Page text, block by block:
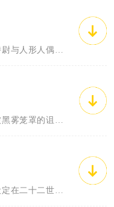
简介：人形觉醒以末世特尉与人形人偶并肩作战为故事主线，采用3D伪横版动作闯关模式，...